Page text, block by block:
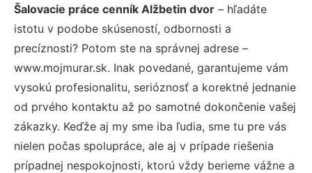
Šalovacie práce cenník Alžbetin dvor – hľadáte
istotu v podobe skúseností, odbornosti a
precíznosti? Potom ste na správnej adrese –
www.mojmurar.sk. Inak povedané, garantujeme vám
vysokú profesionalitu, serióznosť a korektné jednanie
od prvého kontaktu až po samotné dokončenie vašej
zákazky. Keďže aj my sme iba ľudia, sme tu pre vás
nielen počas spolupráce, ale aj v prípade riešenia
prípadnej nespokojnosti, ktorú vždy berieme vážne a